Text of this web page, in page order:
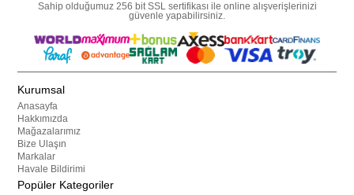
Sahip olduğumuz 256 bit SSL sertifikası ile online alışverişlerinizi
güvenle yapabilirsiniz.
Kurumsal
Anasayfa
Hakkımızda
Mağazalarımız
Bize Ulaşın
Markalar
Havale Bildirimi
Popüler Kategoriler